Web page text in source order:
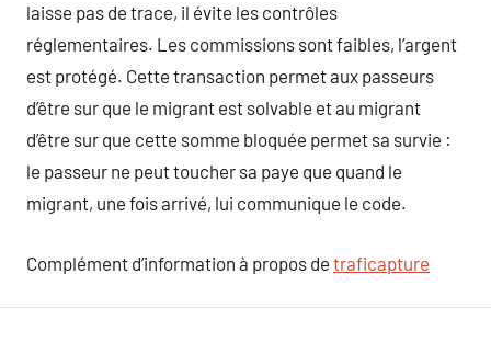
laisse pas de trace, il évite les contrôles
réglementaires. Les commissions sont faibles, l’argent
est protégé. Cette transaction permet aux passeurs
d’être sur que le migrant est solvable et au migrant
d’être sur que cette somme bloquée permet sa survie :
le passeur ne peut toucher sa paye que quand le
migrant, une fois arrivé, lui communique le code.
Complément d’information à propos de traficapture